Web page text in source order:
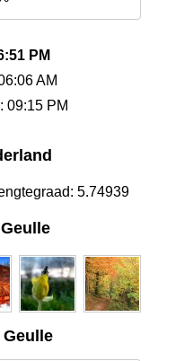
PM
AM
09:15 PM
5.74939
Geulle